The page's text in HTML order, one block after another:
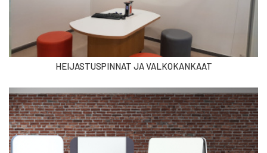
HEIJASTUSPINNAT JA VALKOKANKAAT